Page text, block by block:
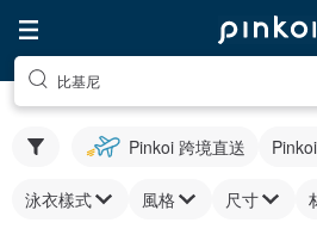
比基尼
Pinkoi 跨境直送
泳衣樣式 風格 尺寸